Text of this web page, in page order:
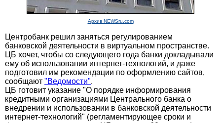
Архив NEWSru.com
Центробанк решил заняться регулированием
банковской деятельности в виртуальном пространстве.
ЦБ хочет, чтобы со следующего года банки докладывали
ему об использовании интернет-технологий, и даже
подготовил им рекомендации по оформлению сайтов,
сообщают "Ведомости".
ЦБ готовит указание "О порядке информирования
кредитными организациями Центрального банка о
внедрении и использовании в банковской деятельности
интернет-технологий" (регламентирующее сроки и